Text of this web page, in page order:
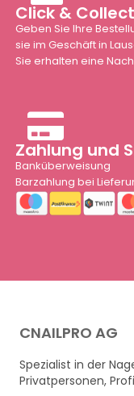
Click & Collect
Geben Sie Ihre
sie im Geschäft in
Sie erhalten eine
Zahlung und
Banküberweisung
Barzahlung bei
CNAILPRO AG
Spezialist in der
Privatpersonen,